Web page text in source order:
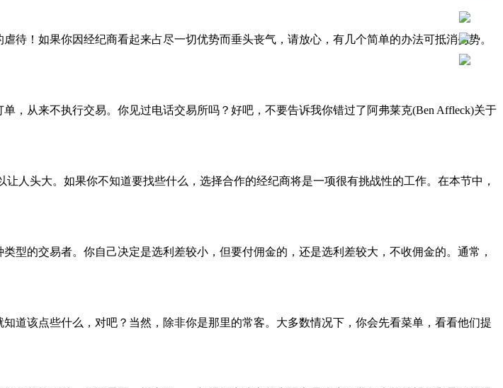
待！如果你因经纪商看起来占尽一切优势而垂头丧气，请放心，有几个简单的办法可抵消劣势。
，从来不执行交易。你见过电话交易所吗？好吧，不要告诉我你错过了阿弗莱克(Ben Affleck)关于
人头大。如果你不知道要找些什么，选择合作的经纪商将是一项很有挑战性的工作。在本节中，
型的交易者。你自己决定是选利差较小，但要付佣金的，还是选利差较大，不收佣金的。通常，
道该点些什么，对吧？当然，除非你是那里的常客。大多数情况下，你会先看菜单，看看他们提